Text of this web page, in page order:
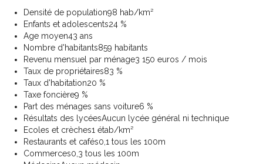
Densité de population98 hab/km²
Enfants et adolescents24 %
Age moyen43 ans
Nombre d'habitants859 habitants
Revenu mensuel par ménage3 150 euros / mois
Taux de propriétaires83 %
Taux d'habitation20 %
Taxe foncière9 %
Part des ménages sans voiture6 %
Résultats des lycéesAucun lycée général ni technique
Ecoles et crèches1 étab/km²
Restaurants et cafés0,1 tous les 100m
Commerces0,3 tous les 100m